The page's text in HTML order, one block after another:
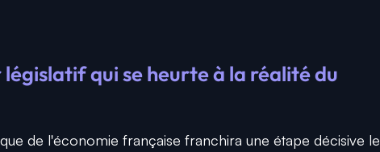
qui se heurte à la réalité du
de l'économie française franchira une étape décisive le